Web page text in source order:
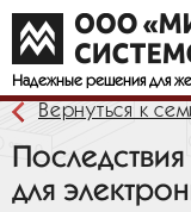
Надежные решения для
Вернуться к
для